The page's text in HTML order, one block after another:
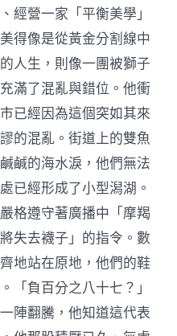
經營一家「平衡美學」
得像是從黃金分割線中
人生，則像一團被獅子
滿了混亂與錯位。他衝
已經因為這個突如其來
的混亂。街道上的雙魚
鹹的海水淚，他們無法
已經形成了小型潟湖。
格遵守著廣播中「摩羯
失去襪子」的指令。數
地站在原地，他們的鞋
「負百分之八十七？」
陣翻騰，他知道這代表